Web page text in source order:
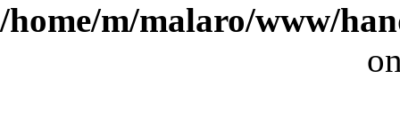
/home/m/malaro/www/